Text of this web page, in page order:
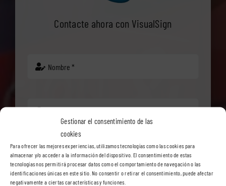
Gestionar el consentimiento de las
cookies
Para ofrecer las mejores experiencias, utilizamos tecnologías como las cookies para
almacenar y/o acceder a la información del dispositivo. El consentimiento de estas
tecnologías nos permitirá procesar datos como el comportamiento de navegación o las
identificaciones únicas en este sitio. No consentir o retirar el consentimiento, puede afectar
negativamente a ciertas características y funciones.
Contacte ahora con VisualSign